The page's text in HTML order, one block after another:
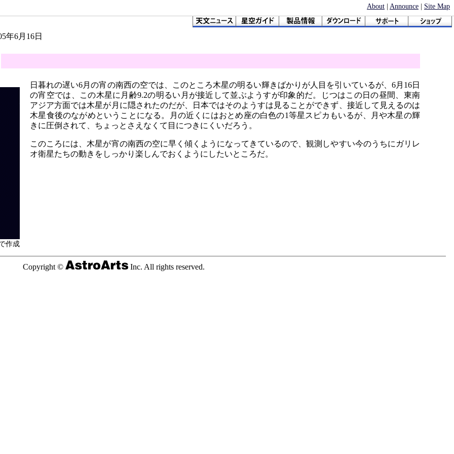
About | Announce | Site Map
年6月16日
作成
日暮れの遅い6月の宵の南西の空では、このところ木星の明るい輝きばかりが人目を引いているが、6月16日
の宵空では、この木星に月齢9.2の明るい月が接近して並ぶようすが印象的だ。じつはこの日の昼間、東南
アジア方面では木星が月に隠されたのだが、日本ではそのようすは見ることができず、接近して見えるのは
木星食後のながめということになる。月の近くにはおとめ座の白色の1等星スピカもいるが、月や木星の輝
きに圧倒されて、ちょっとさえなくて目につきにくいだろう。
このころには、木星が宵の南西の空に早く傾くようになってきているので、観測しやすい今のうちにガリレ
オ衛星たちの動きをしっかり楽しんでおくようにしたいところだ。
Copyright © Inc. All rights reserved.